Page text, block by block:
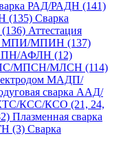
РАД/РАДН (141)
(135) Сварка
Аттестация
МПИ/МПИН (137)
АФЛН (12)
МПСН/МЛСН (114)
МАДП/
сварка ААД/
КТС/КСС/КСО (21, 24,
Плазменная сварка
(3) Сварка